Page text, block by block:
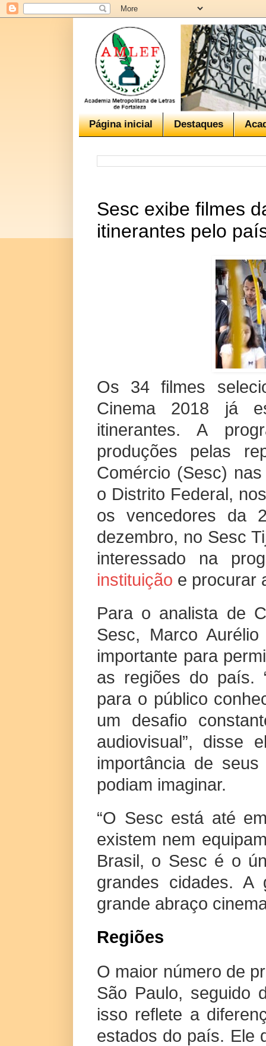
Página inicial Destaques
Sesc exibe filmes
itinerantes pelo
Os 34 filmes
Cinema 2018 já
itinerantes. A
produções pelas
Comércio (Sesc)
o Distrito Federal,
os vencedores da
dezembro, no Sesc
interessado na
instituição e procurar
Para o analista de
Sesc, Marco
importante para
as regiões do país.
para o público
um desafio
audiovisual”, disse
importância de
podiam imaginar.
“O Sesc está até
existem nem
Brasil, o Sesc é o
grandes cidades. A
grande abraço
Regiões
O maior número de
São Paulo, seguido
isso reflete a
estados do país. Ele